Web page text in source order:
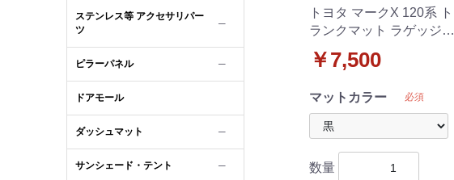
ステンレス等 アクセサリパー
ツ
─
ピラーパネル ─
ドアモール
ダッシュマット ─
サンシェード・テント ─
トヨタ マークX 120系 ト
ランクマット ラゲッジマ
￥7,500
マットカラー 必須
数量